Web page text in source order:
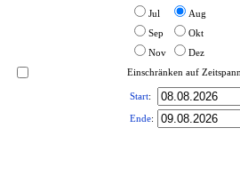
Jul
Aug
Sep
Okt
Nov
Dez
Einschränken auf
Start:
Ende: